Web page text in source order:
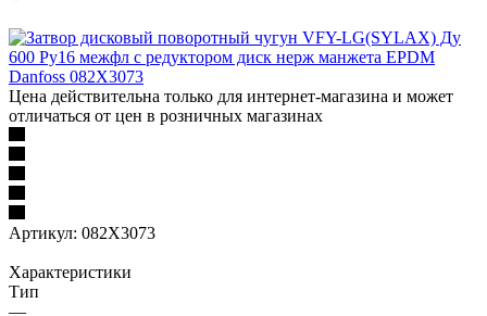
Цена действительна только для интернет-магазина и может
отличаться от цен в розничных магазинах
Артикул: 082X3073
Характеристики
Тип
—